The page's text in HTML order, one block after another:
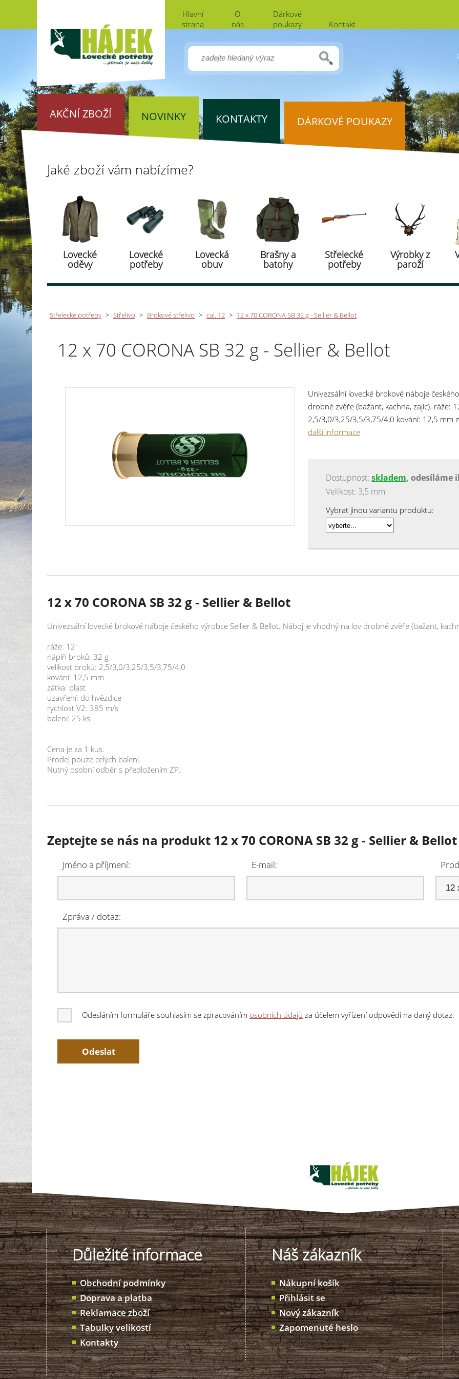
Hlavní
strana
O
nás
Dárkové
poukazy
Kontakt
AKČNÍ ZBOŽÍ NOVINKY KONTAKTY DÁRKOVÉ POUKAZY
Jaké zboží vám nabízíme?
Lovecké
oděvy
Lovecké
potřeby
Lovecká
obuv
Brašny a
batohy
Střelecké
potřeby
Výrobky z
paroží
Střelecké potřeby > Střelivo > Brokové střelivo > cal. 12 > 12 x 70 CORONA SB 32 g - Sellier & Bellot
12 x 70 CORONA SB 32 g - Sellier & Bellot
Univezsální lovecké brokové náboje
drobné zvěře (bažant, kachna, zajíc). ráže:
2,5/3,0/3,25/3,5/3,75/4,0 kování: 12,5 mm
385 m/s balení: 25 ks. Cena je za 1 kus.
další informace
Dostupnost:skladem, odesíláme
Velikost: 3,5 mm
Vybrat jinou variantu produktu:
12 x 70 CORONA SB 32 g - Sellier & Bellot
Univezsální lovecké brokové náboje českého výrobce Sellier & Bellot. Náboj je vhodný na lov drobné zvěře (bažant,
ráže: 12
náplň broků: 32 g
velikost broků: 2,5/3,0/3,25/3,5/3,75/4,0
kování: 12,5 mm
zátka: plast
uzavření: do hvězdice
rychlost V2: 385 m/s
balení: 25 ks.
Cena je za 1 kus.
Prodej pouze celých balení.
Nutný osobní odběr s předložením ZP.
Zeptejte se nás na produkt 12 x 70 CORONA SB 32 g - Sellier & Bellot
Jméno a příjmení: E-mail:
Zpráva / dotaz:
Odesláním formuláře souhlasím se zpracováním osobních údajů za účelem vyřízení odpovědi na daný dotaz.
Důležité informace
Obchodní podmínky
Doprava a platba
Reklamace zboží
Tabulky velikostí
Kontakty
Náš zákazník
Nákupní košík
Přihlásit se
Nový zákazník
Zapomenuté heslo